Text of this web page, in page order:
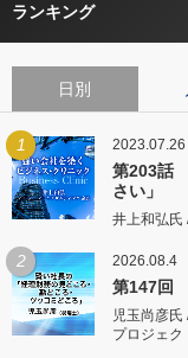
ランキング
日別
1 2023.07.26
第203話
さい」
井上和弘氏
2 2026.08.4
第147回
児玉尚彦
プロジェ